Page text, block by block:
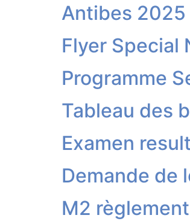
Antibes 2025
Flyer Special
Programme
Tableau des
Examen
Demande de
M2